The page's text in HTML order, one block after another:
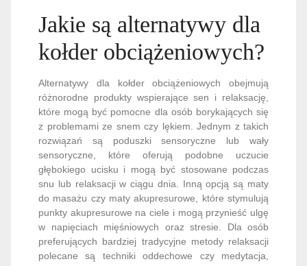
Jakie są alternatywy dla
kołder obciążeniowych?
Alternatywy dla kołder obciążeniowych obejmują
różnorodne produkty wspierające sen i relaksację,
które mogą być pomocne dla osób borykających się
z problemami ze snem czy lękiem. Jednym z takich
rozwiązań są poduszki sensoryczne lub wały
sensoryczne, które oferują podobne uczucie
głębokiego ucisku i mogą być stosowane podczas
snu lub relaksacji w ciągu dnia. Inną opcją są maty
do masażu czy maty akupresurowe, które stymulują
punkty akupresurowe na ciele i mogą przynieść ulgę
w napięciach mięśniowych oraz stresie. Dla osób
preferujących bardziej tradycyjne metody relaksacji
polecane są techniki oddechowe czy medytacja,